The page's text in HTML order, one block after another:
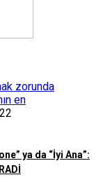
zorunda
en
ya da “İyi Ana”: